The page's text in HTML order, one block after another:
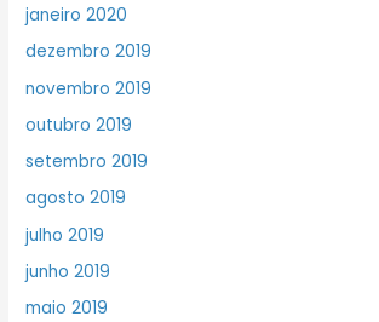
janeiro 2020
dezembro 2019
novembro 2019
outubro 2019
setembro 2019
agosto 2019
julho 2019
junho 2019
maio 2019